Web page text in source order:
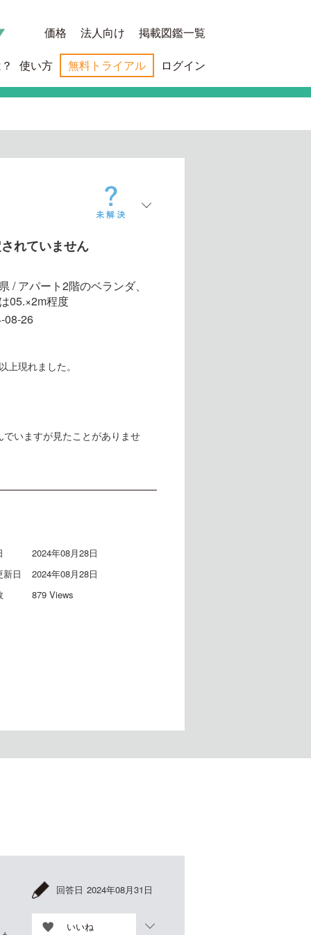
価格 法人向け 掲載図鑑一覧
使い方 無料トライアル ログイン
れていません
/ アパート2階のベランダ、
05.×2m程度
08-26
上現れました。
いますが見たことがありませ
2024年08月28日
新日
2024年08月28日
879 Views
回答日 2024年08月31日
いいね